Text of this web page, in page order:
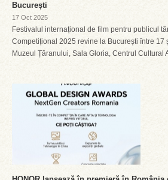
București
17 Oct 2025
Festivalul internațional de film pentru publicul
Competițional 2025 revine la București între 17
Muzeul Țăranului, Sala Gloria, Centrul Cultural